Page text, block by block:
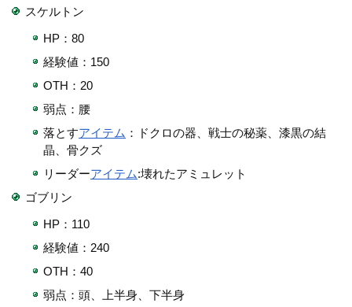
スケルトン
HP：80
経験値：150
OTH：20
弱点：腰
落とすアイテム ：ドクロの器、戦士の秘薬、漆黒の結
晶、骨クズ
リーダーアイテム:壊れたアミュレット
ゴブリン
HP：110
経験値：240
OTH：40
弱点：頭、上半身、下半身